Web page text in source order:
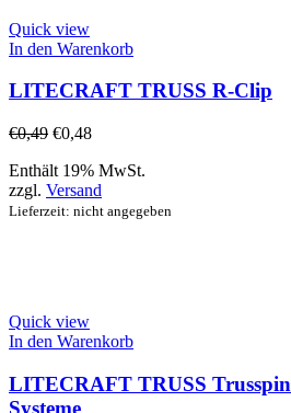
Quick view
In den Warenkorb
LITECRAFT TRUSS R-Clip
€0,49 €0,48
Enthält 19% MwSt.
zzgl. Versand
Lieferzeit: nicht angegeben
Quick view
In den Warenkorb
LITECRAFT TRUSS
Systeme